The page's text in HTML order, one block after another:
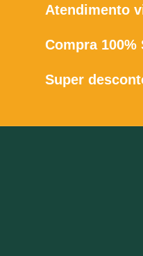
Atendimento
Compra 100%
Super